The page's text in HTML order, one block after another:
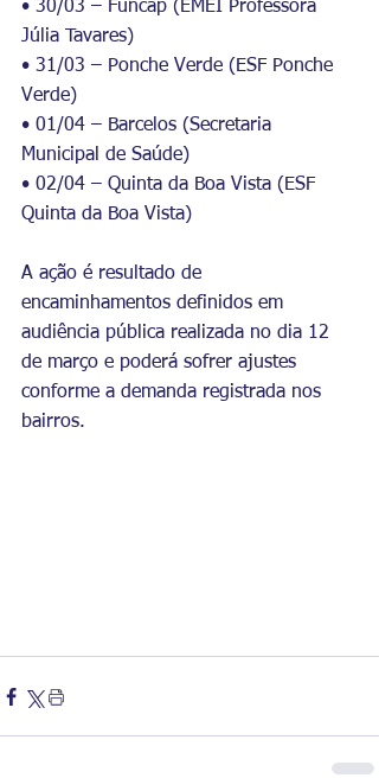
• 30/03 – Funcap (EMEI Professora
Júlia Tavares)
• 31/03 – Ponche Verde (ESF Ponche
Verde)
• 01/04 – Barcelos (Secretaria
Municipal de Saúde)
• 02/04 – Quinta da Boa Vista (ESF
Quinta da Boa Vista)
A ação é resultado de
encaminhamentos definidos em
audiência pública realizada no dia 12
de março e poderá sofrer ajustes
conforme a demanda registrada nos
bairros.